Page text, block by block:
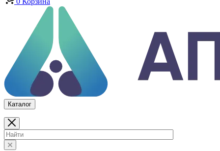
Калибровка средств измерений
Каталог
По всему сайту
По каталогу
Войти
0
Сравнение
Избранное
0